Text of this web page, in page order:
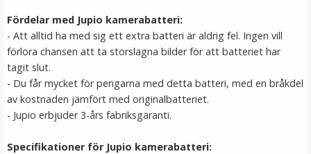
Fördelar med Jupio kamerabatteri:
- Att alltid ha med sig ett extra batteri är aldrig fel. Ingen vill
förlora chansen att ta storslagna bilder för att batteriet har
tagit slut.
- Du får mycket för pengarna med detta batteri, med en bråkdel
av kostnaden jämfört med originalbatteriet.
- Jupio erbjuder 3-års fabriksgaranti.
Specifikationer för Jupio kamerabatteri: